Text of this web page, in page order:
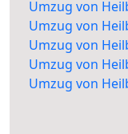
Umzug von
Umzug von
Umzug von
Umzug von
Umzug von